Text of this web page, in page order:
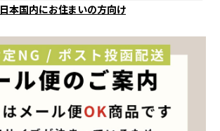
日本国内にお住まいの方向け